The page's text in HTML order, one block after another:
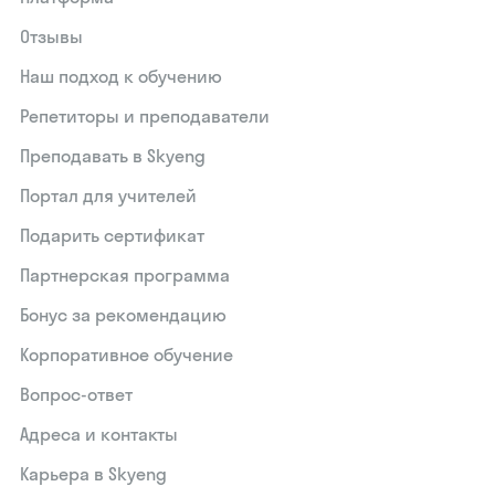
Отзывы
Наш подход к обучению
Репетиторы и преподаватели
Преподавать в Skyeng
Портал для учителей
Подарить сертификат
Партнерская программа
Бонус за рекомендацию
Корпоративное обучение
Вопрос-ответ
Адреса и контакты
Карьера в Skyeng